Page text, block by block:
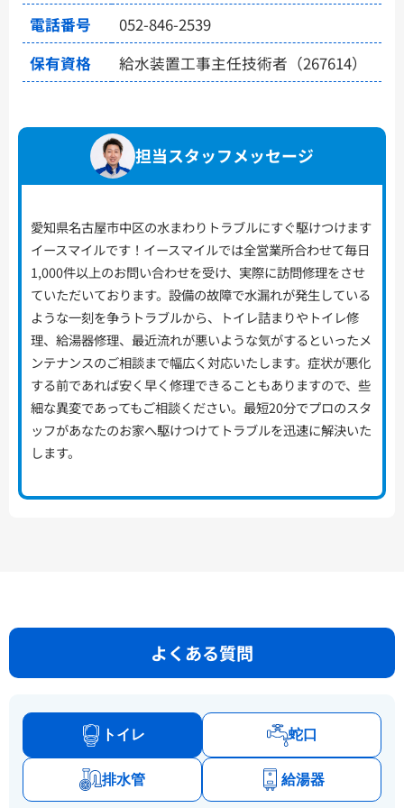
電話番号
052-846-2539
保有資格
給水装置工事主任技術者（267614）
担当スタッフメッセージ
愛知県名古屋市中区の水まわりトラブルにすぐ駆けつけます
イースマイルです！イースマイルでは全営業所合わせて毎日
1,000件以上のお問い合わせを受け、実際に訪問修理をさせ
ていただいております。設備の故障で水漏れが発生している
ような一刻を争うトラブルから、トイレ詰まりやトイレ修
理、給湯器修理、最近流れが悪いような気がするといったメ
ンテナンスのご相談まで幅広く対応いたします。症状が悪化
する前であれば安く早く修理できることもありますので、些
細な異変であってもご相談ください。最短20分でプロのスタ
ッフがあなたのお家へ駆けつけてトラブルを迅速に解決いた
します。
よくある質問
トイレ 蛇口
排水管 給湯器